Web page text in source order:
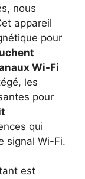
nous
appareil
pour
Wi-Fi
les
pour
qui
signal Wi-Fi.
est